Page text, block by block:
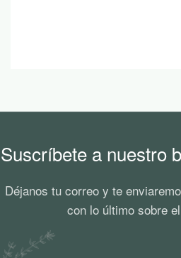
Suscríbete a nuestro
Déjanos tu correo y te
con lo último sobre